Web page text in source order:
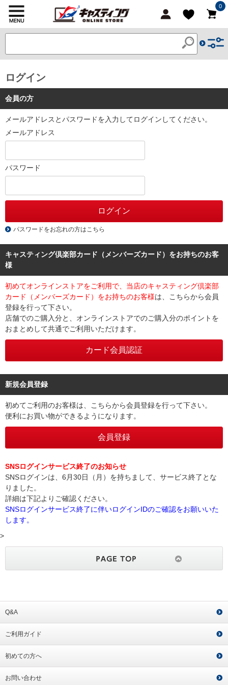
0
ログイン
会員の方
メールアドレスとパスワードを入力してログインしてください。
メールアドレス
パスワード
パスワードをお忘れの方はこちら
キャスティング倶楽部カード（メンバーズカード）をお持ちのお客
様
初めてオンラインストアをご利用で、当店のキャスティング倶楽部
カード（メンバーズカード）をお持ちのお客様は、こちらから会員
登録を行って下さい。
店舗でのご購入分と、オンラインストアでのご購入分のポイントを
おまとめして共通でご利用いただけます。
新規会員登録
初めてご利用のお客様は、こちらから会員登録を行って下さい。
便利にお買い物ができるようになります。
SNSログインサービス終了のお知らせ
SNSログインは、6月30日（月）を持ちまして、サービス終了とな
りました。
詳細は下記よりご確認ください。
SNSログインサービス終了に伴いログインIDのご確認をお願いいた
します。
>
Q&A
ご利用ガイド
初めての方へ
お問い合わせ